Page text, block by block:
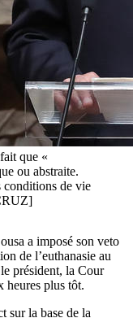
que «
ou abstraite.
conditions de vie
a imposé son veto
de l’euthanasie au
président, la Cour
heures plus tôt.
sur la base de la